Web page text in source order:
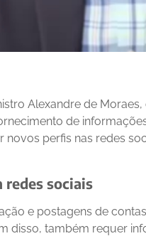
Alexandre de
de
novos perfis nas redes
redes sociais
e postagens de
disso, também requer